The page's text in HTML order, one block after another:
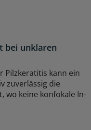
bei unklaren
Pilzkeratitis kann ein
zuverlässig die
wo keine konfokale In-